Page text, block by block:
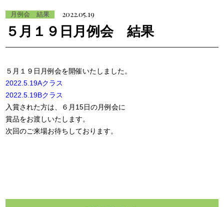
月例会 結果 2022.05.19
５月１９日月例会 結果
５月１９日月例会を開催いたしました。
2022.5.19Aクラス
2022.5.19Bクラス
入賞された方は、６月15日の月例会に
賞品をお渡しいたします。
次回のご来場お待ちしております。